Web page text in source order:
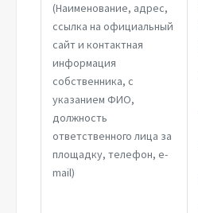
(Наименование, адрес,
ссылка на официальный
сайт и контактная
информация
собственника, с
указанием ФИО,
должность
ответственного лица за
площадку, телефон, e-
mail)